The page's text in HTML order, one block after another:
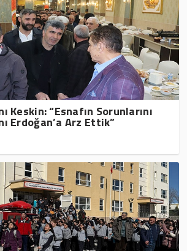
Keskin: “Esnafın Sorunlarını
Erdoğan’a Arz Ettik”